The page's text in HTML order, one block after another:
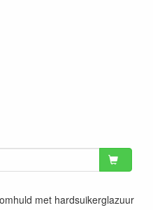
met hardsuikerglazuur